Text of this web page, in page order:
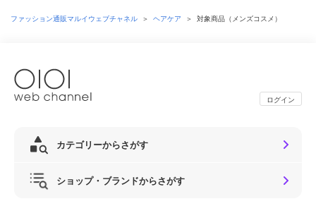
ファッション通販マルイウェブチャネル ＞ ヘアケア ＞ 対象商品（メンズコスメ）
ログイン
カテゴリーからさがす
ショップ・ブランドからさがす